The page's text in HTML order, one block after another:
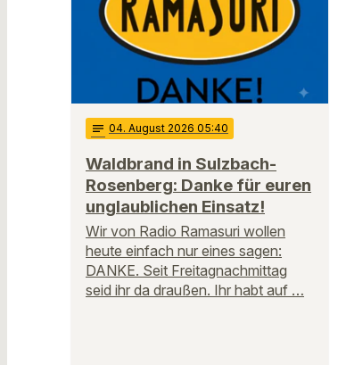
notes 04. August 2026 05:40
Waldbrand in Sulzbach-
Rosenberg: Danke für euren
unglaublichen Einsatz!
Wir von Radio Ramasuri wollen
heute einfach nur eines sagen:
DANKE. Seit Freitagnachmittag
seid ihr da draußen. Ihr habt auf …